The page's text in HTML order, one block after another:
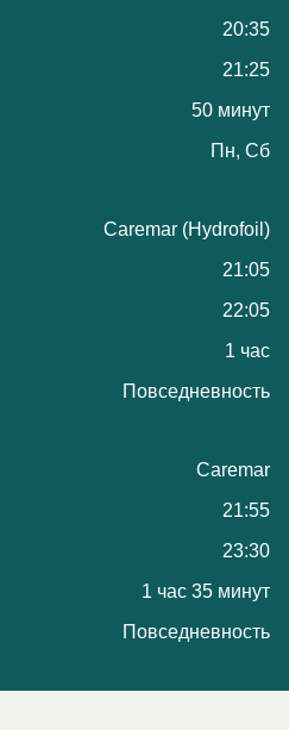
20:35
21:25
50 минут
Пн, Сб
Caremar (Hydrofoil)
21:05
22:05
1 час
Повседневность
Caremar
21:55
23:30
1 час 35 минут
Повседневность